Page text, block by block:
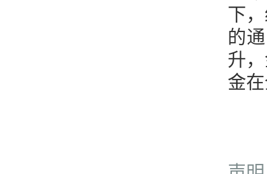
下
的
升
金